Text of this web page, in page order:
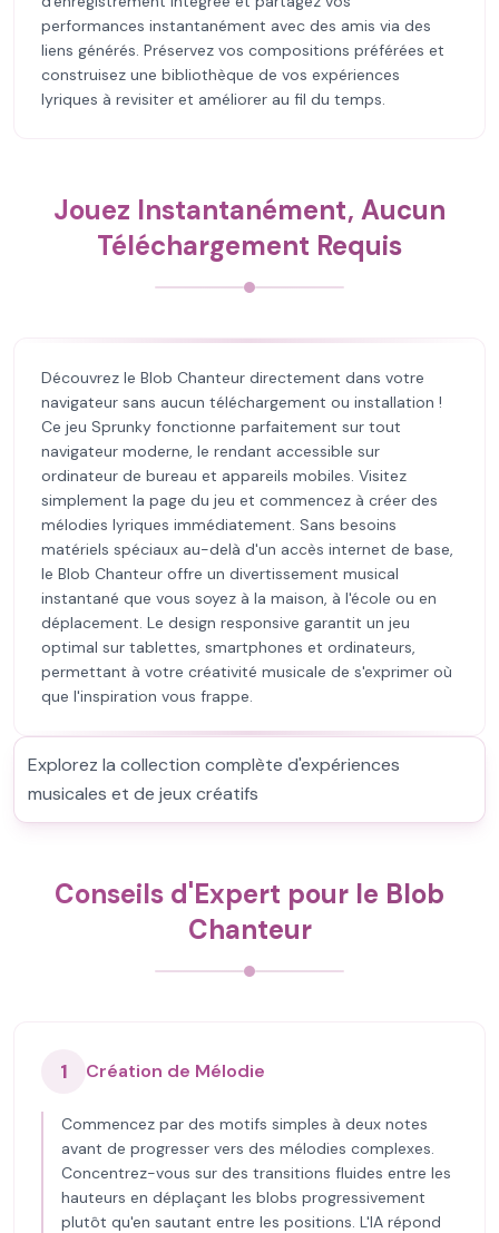
performances instantanément avec des amis via des
liens générés. Préservez vos compositions préférées et
construisez une bibliothèque de vos expériences
lyriques à revisiter et améliorer au fil du temps.
Jouez Instantanément, Aucun
Téléchargement Requis
Découvrez le Blob Chanteur directement dans votre
navigateur sans aucun téléchargement ou installation !
Ce jeu Sprunky fonctionne parfaitement sur tout
navigateur moderne, le rendant accessible sur
ordinateur de bureau et appareils mobiles. Visitez
simplement la page du jeu et commencez à créer des
mélodies lyriques immédiatement. Sans besoins
matériels spéciaux au-delà d'un accès internet de base,
le Blob Chanteur offre un divertissement musical
instantané que vous soyez à la maison, à l'école ou en
déplacement. Le design responsive garantit un jeu
optimal sur tablettes, smartphones et ordinateurs,
permettant à votre créativité musicale de s'exprimer où
que l'inspiration vous frappe.
Explorez la collection complète d'expériences
musicales et de jeux créatifs
Conseils d'Expert pour le Blob
Chanteur
1 Création de Mélodie
Commencez par des motifs simples à deux notes
avant de progresser vers des mélodies complexes.
Concentrez-vous sur des transitions fluides entre les
hauteurs en déplaçant les blobs progressivement
plutôt qu'en sautant entre les positions. L'IA répond